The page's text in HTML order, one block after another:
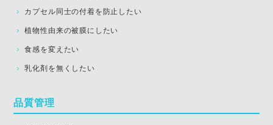
カプセル同士の付着を防止したい
植物性由来の被膜にしたい
食感を変えたい
乳化剤を無くしたい
品質管理